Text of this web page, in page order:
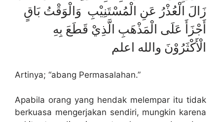
زَالَ الْعُذْرُ عَنِ الْمُسْتَنِيْبِ وَالْوَقْتُ بَاقٍ
أَجْزَأَ عَلَى الْمَذْهَبِ الَّذِيْ قَطَعَ بِهِ
الْأَكْثَرُوْنَ والله اعلم
Artinya; “abang Permasalahan.”
Apabila orang yang hendak melempar itu tidak
berkuasa mengerjakan sendiri, mungkin karena